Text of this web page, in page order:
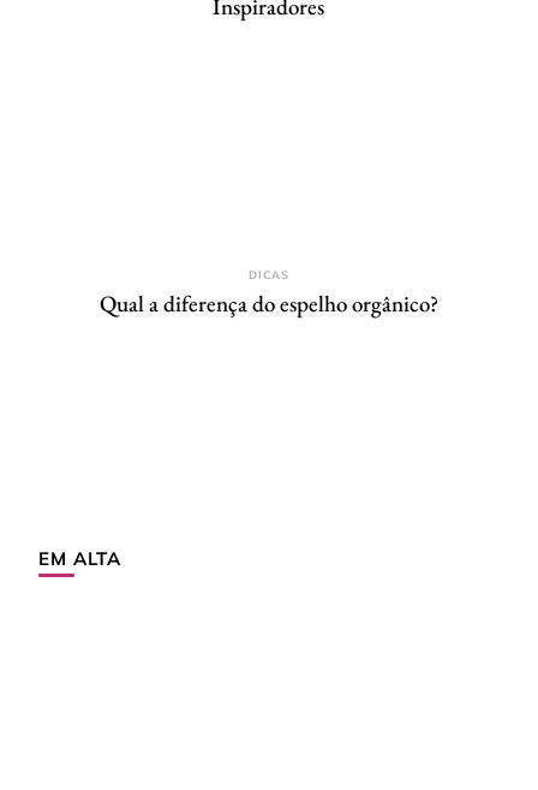
Inspiradores
DICAS
Qual a diferença do espelho orgânico?
EM ALTA